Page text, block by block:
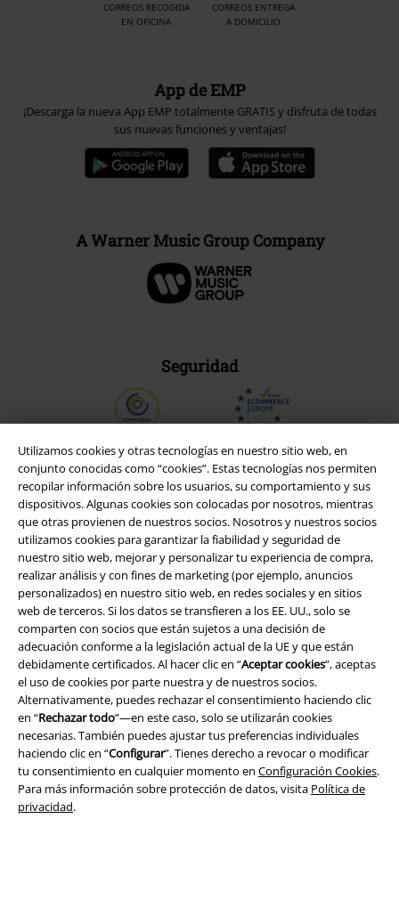
Utilizamos cookies y otras tecnologías en nuestro sitio web, en
conjunto conocidas como “cookies”. Estas tecnologías nos permiten
recopilar información sobre los usuarios, su comportamiento y sus
dispositivos. Algunas cookies son colocadas por nosotros, mientras
que otras provienen de nuestros socios. Nosotros y nuestros socios
utilizamos cookies para garantizar la fiabilidad y seguridad de
nuestro sitio web, mejorar y personalizar tu experiencia de compra,
realizar análisis y con fines de marketing (por ejemplo, anuncios
personalizados) en nuestro sitio web, en redes sociales y en sitios
web de terceros. Si los datos se transfieren a los EE. UU., solo se
comparten con socios que están sujetos a una decisión de
adecuación conforme a la legislación actual de la UE y que están
debidamente certificados. Al hacer clic en “Aceptar cookies”, aceptas
el uso de cookies por parte nuestra y de nuestros socios.
Alternativamente, puedes rechazar el consentimiento haciendo clic
en “Rechazar todo”—en este caso, solo se utilizarán cookies
necesarias. También puedes ajustar tus preferencias individuales
haciendo clic en “Configurar”. Tienes derecho a revocar o modificar
tu consentimiento en cualquier momento en Configuración Cookies.
Para más información sobre protección de datos, visita Política de
privacidad.
CORREOS RECOGIDA
EN OFICINA
CORREOS ENTREGA
A DOMICILIO
App de EMP
¡Descarga la nueva App EMP totalmente GRATIS y disfruta de todas
sus nuevas funciones y ventajas!
A Warner Music Group Company
Seguridad
Legal
Términos y Condiciones
Aviso Legal
Ley protección de datos
Eliminación de residuos y protección del medioambiente
Declaración de Conformidad